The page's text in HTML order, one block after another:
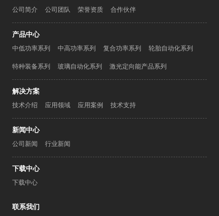
公司简介 公司团队 荣誉资质 合作伙伴
产品中心
中低功率系列 中高功率系列 复合功率系列 轮胎自动化系列
特种装备系列 玻璃自动化系列 激光定向能产品系列
解决方案
技术介绍 应用领域 应用案例 技术支持
新闻中心
公司新闻 行业新闻
下载中心
下载中心
联系我们